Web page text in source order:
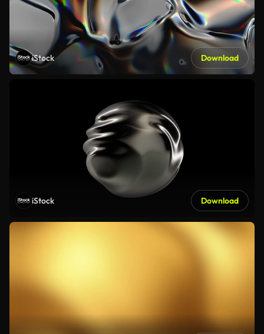
iStock Download
iStock Download